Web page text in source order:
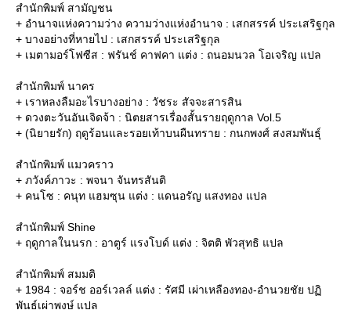
สำนักพิมพ์ สามัญชน
+ อำนาจแห่งความว่าง ความว่างแห่งอำนาจ : เสกสรรค์ ประเสริฐกุล
+ บางอย่างที่หายไป : เสกสรรค์ ประเสริฐกุล
+ เมตามอร์โฟซีส : ฟรันช์ คาฟคา แต่ง : ถนอมนวล โอเจริญ แปล
สำนักพิมพ์ นาคร
+ เราหลงลืมอะไรบางอย่าง : วัชระ สัจจะสารสิน
+ ดวงตะวันอันเจิดจ้า : นิตยสารเรื่องสั้นรายฤดูกาล Vol.5
+ (นิยายรัก) ฤดูร้อนและรอยเท้าบนผืนทราย : กนกพงศ์ สงสมพันธุ์
สำนักพิมพ์ แมวคราว
+ ภวังค์ภาวะ : พจนา จันทรสันติ
+ คนโซ : คนุท แฮมซุน แต่ง : แดนอรัญ แสงทอง แปล
สำนักพิมพ์ Shine
+ ฤดูกาลในนรก : อาตูร์ แรงโบด์ แต่ง : จิตติ พัวสุทธิ แปล
สำนักพิมพ์ สมมติ
+ 1984 : จอร์ช ออร์เวลล์ แต่ง : รัศมี เผ่าเหลืองทอง-อำนวยชัย ปฏิ
พันธ์เผ่าพงษ์ แปล